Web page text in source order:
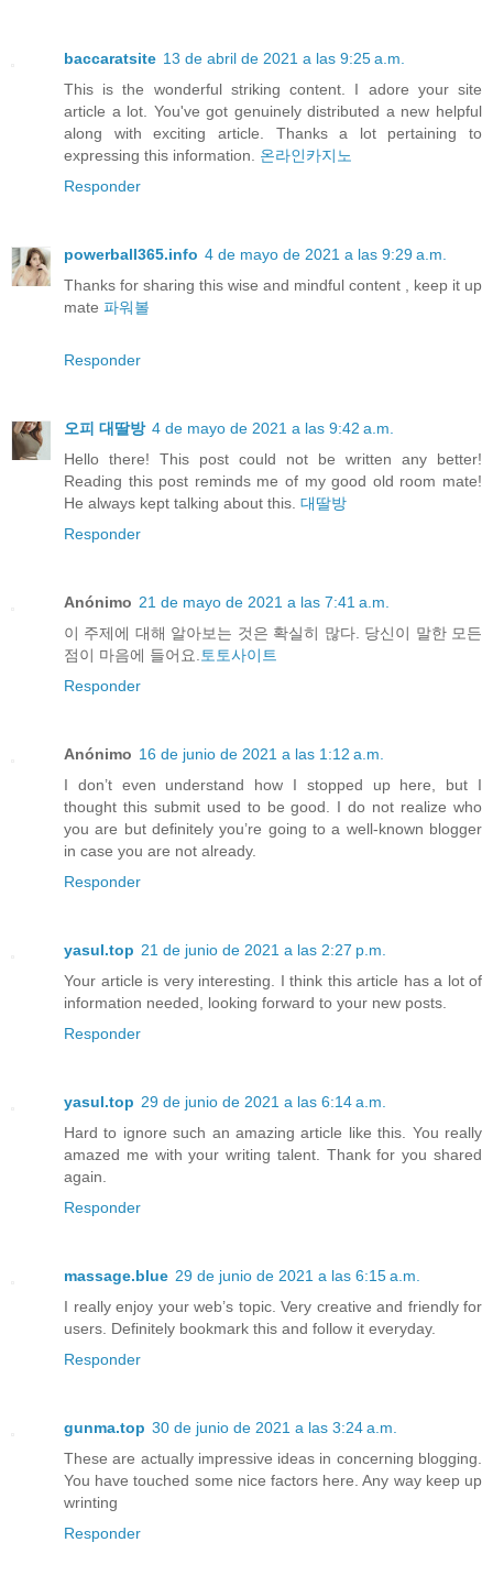
baccaratsite 13 de abril de 2021 a las 9:25 a.m.
This is the wonderful striking content. I adore your site
article a lot. You've got genuinely distributed a new helpful
along with exciting article. Thanks a lot pertaining to
expressing this information. 온라인카지노
Responder
powerball365.info 4 de mayo de 2021 a las 9:29 a.m.
Thanks for sharing this wise and mindful content , keep it up
mate 파워볼
Responder
오피 대딸방 4 de mayo de 2021 a las 9:42 a.m.
Hello there! This post could not be written any better!
Reading this post reminds me of my good old room mate!
He always kept talking about this. 대딸방
Responder
Anónimo 21 de mayo de 2021 a las 7:41 a.m.
이 주제에 대해 알아보는 것은 확실히 많다. 당신이 말한 모든
점이 마음에 들어요. 토토사이트
Responder
Anónimo 16 de junio de 2021 a las 1:12 a.m.
I don’t even understand how I stopped up here, but I
thought this submit used to be good. I do not realize who
you are but definitely you’re going to a well-known blogger
in case you are not already.
Responder
yasul.top 21 de junio de 2021 a las 2:27 p.m.
Your article is very interesting. I think this article has a lot of
information needed, looking forward to your new posts.
Responder
yasul.top 29 de junio de 2021 a las 6:14 a.m.
Hard to ignore such an amazing article like this. You really
amazed me with your writing talent. Thank for you shared
again.
Responder
massage.blue 29 de junio de 2021 a las 6:15 a.m.
I really enjoy your web’s topic. Very creative and friendly for
users. Definitely bookmark this and follow it everyday.
Responder
gunma.top 30 de junio de 2021 a las 3:24 a.m.
These are actually impressive ideas in concerning blogging.
You have touched some nice factors here. Any way keep up
wrinting
Responder